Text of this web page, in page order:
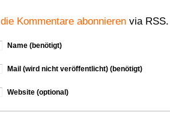
die Kommentare abonnieren via RSS.
Name (benötigt)
Mail (wird nicht veröffentlicht) (benötigt)
Website (optional)